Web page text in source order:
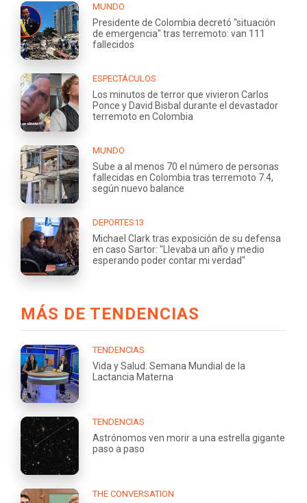
MUNDO
Presidente de Colombia decretó "situación
de emergencia" tras terremoto: van 111
fallecidos
ESPECTÁCULOS
Los minutos de terror que vivieron Carlos
Ponce y David Bisbal durante el devastador
terremoto en Colombia
MUNDO
Sube a al menos 70 el número de personas
fallecidas en Colombia tras terremoto 7.4,
según nuevo balance
DEPORTES13
Michael Clark tras exposición de su defensa
en caso Sartor: "Llevaba un año y medio
esperando poder contar mi verdad"
MÁS DE TENDENCIAS
TENDENCIAS
Vida y Salud: Semana Mundial de la
Lactancia Materna
TENDENCIAS
Astrónomos ven morir a una estrella gigante
paso a paso
THE CONVERSATION